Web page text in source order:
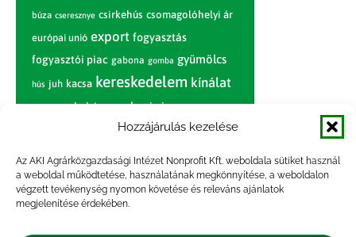
Hozzájárulás kezelése
Az AKI Agrárközgazdasági Intézet Nonprofit Kft. weboldala sütiket használ
a weboldal működtetése, használatának megkönnyítése, a weboldalon
végzett tevékenység nyomon követése és releváns ajánlatok
megjelenítése érdekében.
búza cseresznye csirkehús csomagolóhelyi ár
európai unió export fogyasztás
fogyasztói piac gabona gomba gyümölcs
hús juh kacsa kereskedelem kínálat
körte marhahús nagybani piac narancs
nemzetközi árinformációk
paradicsom piac piaci jelentés
pulyka pulykahús sertés sertéshús
szarvasmarha termelés
termelői